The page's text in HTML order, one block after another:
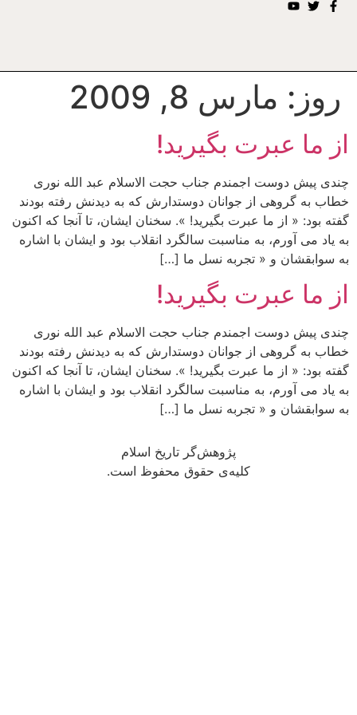
روز: مارس 8, 2009
از ما عبرت بگیرید!
چندی پیش دوست اجمندم جناب حجت الاسلام عبد الله نوری
خطاب به گروهی از جوانان دوستدارش که به دیدنش رفته بودند
گفته بود: « از ما عبرت بگیرید! ». سخنان ایشان، تا آنجا که اکنون
به یاد می آورم، به مناسبت سالگرد انقلاب بود و ایشان با اشاره
به سوابقشان و « تجربه نسل ما […]
از ما عبرت بگیرید!
چندی پیش دوست اجمندم جناب حجت الاسلام عبد الله نوری
خطاب به گروهی از جوانان دوستدارش که به دیدنش رفته بودند
گفته بود: « از ما عبرت بگیرید! ». سخنان ایشان، تا آنجا که اکنون
به یاد می آورم، به مناسبت سالگرد انقلاب بود و ایشان با اشاره
به سوابقشان و « تجربه نسل ما […]
پژوهش‌گر تاریخ اسلام
کلیه‌ی حقوق محفوظ است.